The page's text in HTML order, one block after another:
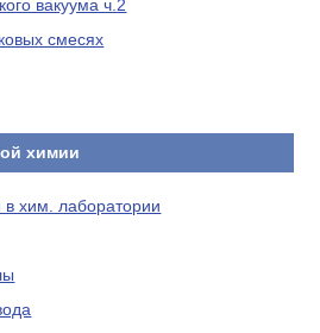
вакуума ч.2
смесях
химии
хим. лаборатории